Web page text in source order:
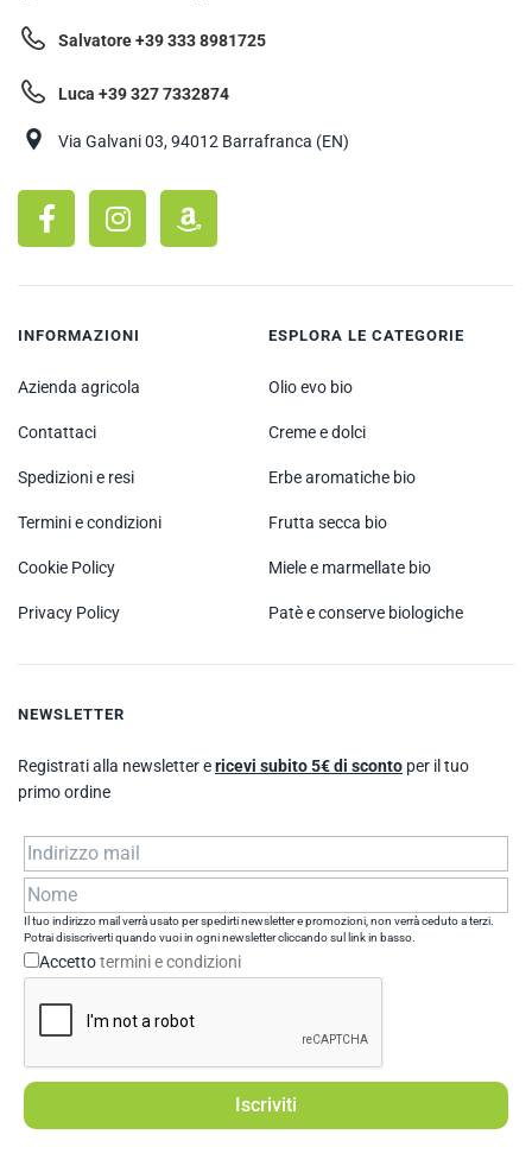
Salvatore +39 333 8981725
Luca +39 327 7332874
Via Galvani 03, 94012 Barrafranca (EN)
INFORMAZIONI
Azienda agricola
Contattaci
Spedizioni e resi
Termini e condizioni
Cookie Policy
Privacy Policy
ESPLORA LE CATEGORIE
Olio evo bio
Creme e dolci
Erbe aromatiche bio
Frutta secca bio
Miele e marmellate bio
Patè e conserve biologiche
NEWSLETTER
Registrati alla newsletter ericevi subito 5€ di sconto per il tuo
primo ordine
Il tuo indirizzo mail verrà usato per spedirti newsletter e promozioni, non verrà ceduto a terzi.
Potrai disiscriverti quando vuoi in ogni newsletter cliccando sul link in basso.
Accettotermini e condizioni